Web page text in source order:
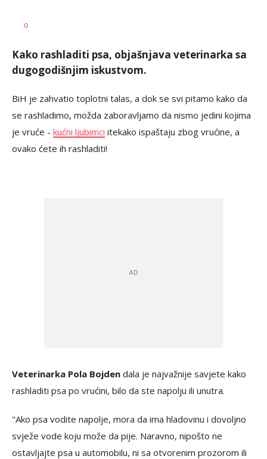
AUTOR
0
Kako rashladiti psa, objašnjava veterinarka sa
dugogodišnjim iskustvom.
BiH je zahvatio toplotni talas, a dok se svi pitamo kako da
se rashladimo, možda zaboravljamo da nismo jedini kojima
je vruće - kućni ljubimci itekako ispaštaju zbog vrućine, a
ovako ćete ih rashladiti!
Veterinarka Pola Bojden dala je najvažnije savjete kako
rashladiti psa po vrućini, bilo da ste napolju ili unutra.
"Ako psa vodite napolje, mora da ima hladovinu i dovoljno
svježe vode koju može da pije. Naravno, nipošto ne
ostavljajte psa u automobilu, ni sa otvorenim prozorom ili